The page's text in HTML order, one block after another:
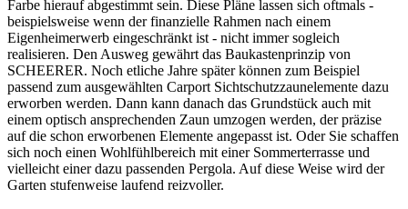
Farbe hierauf abgestimmt sein. Diese Pläne lassen sich oftmals -
beispielsweise wenn der finanzielle Rahmen nach einem
Eigenheimerwerb eingeschränkt ist - nicht immer sogleich
realisieren. Den Ausweg gewährt das Baukastenprinzip von
SCHEERER. Noch etliche Jahre später können zum Beispiel
passend zum ausgewählten Carport Sichtschutzzaunelemente dazu
erworben werden. Dann kann danach das Grundstück auch mit
einem optisch ansprechenden Zaun umzogen werden, der präzise
auf die schon erworbenen Elemente angepasst ist. Oder Sie schaffen
sich noch einen Wohlfühlbereich mit einer Sommerterrasse und
vielleicht einer dazu passenden Pergola. Auf diese Weise wird der
Garten stufenweise laufend reizvoller.